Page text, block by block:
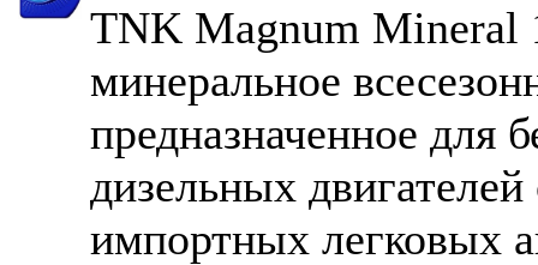
TNK Magnum Mineral
минеральное
предназначенное для
дизельных
импортных легковых